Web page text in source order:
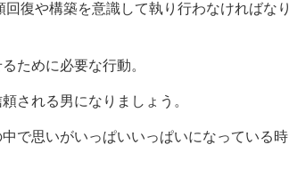
復や構築を意識して執り行わなければなり
ために必要な行動。
される男になりましょう。
で思いがいっぱいいっぱいになっている時